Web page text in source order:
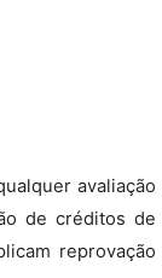
avaliação
de créditos de
reprovação